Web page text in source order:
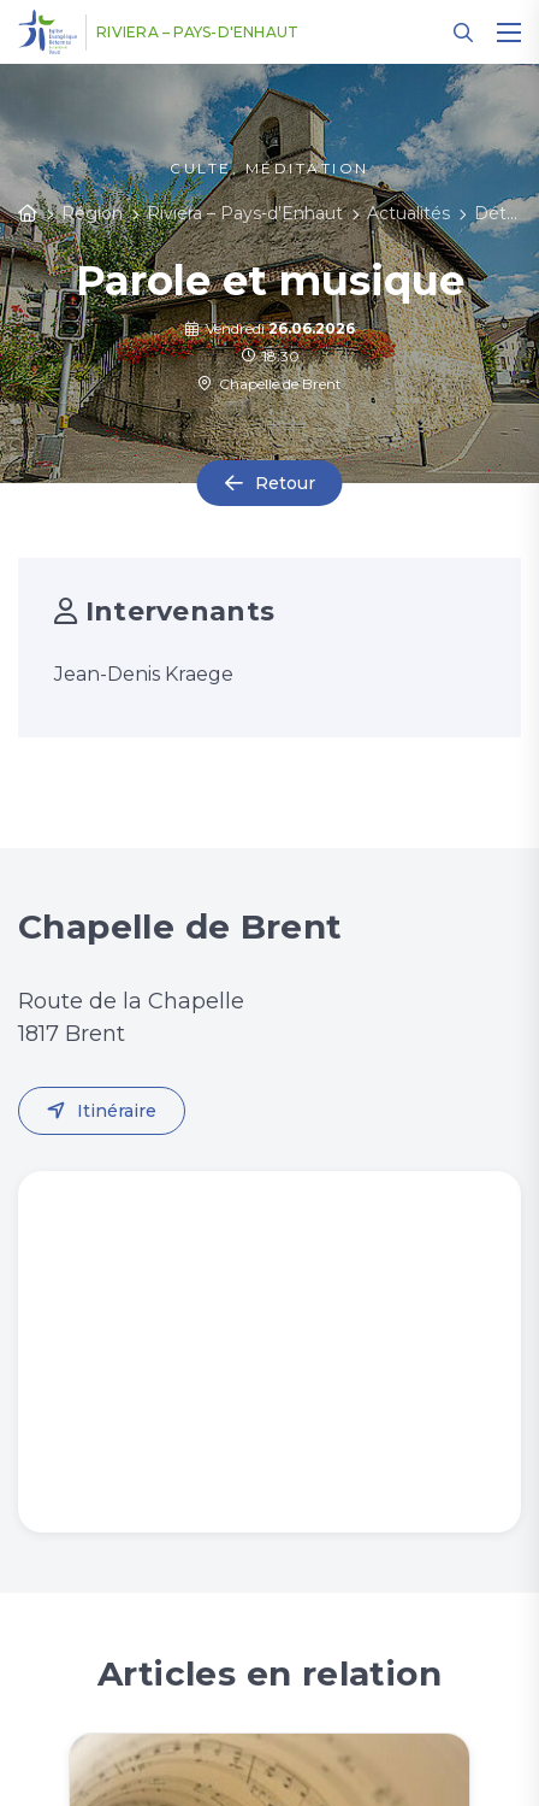
RIVIERA – PAYS-D'ENHAUT
CULTE, MÉDITATION
Région Riviera – Pays-d'Enhaut Actualités Détail des actualités
Parole et musique
Vendredi26.06.2026
18:30
Chapelle de Brent
Retour
Intervenants
Jean-Denis Kraege
Chapelle de Brent
Route de la Chapelle
1817 Brent
Itinéraire
Articles en relation
Panneau de gestion des cookies